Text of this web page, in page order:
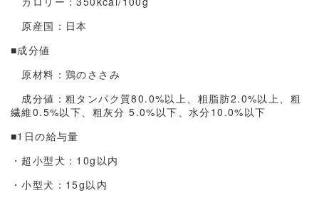
原産国：日本
■成分値
原材料：鶏のささみ
成分値：粗タンパク質80.0%以上、粗脂肪2.0%以上、粗
繊維0.5%以下、粗灰分 5.0%以下、水分10.0%以下
■1日の給与量
・超小型犬：10g以内
・小型犬：15g以内